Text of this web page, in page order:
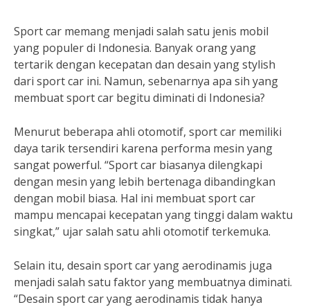
Sport car memang menjadi salah satu jenis mobil
yang populer di Indonesia. Banyak orang yang
tertarik dengan kecepatan dan desain yang stylish
dari sport car ini. Namun, sebenarnya apa sih yang
membuat sport car begitu diminati di Indonesia?
Menurut beberapa ahli otomotif, sport car memiliki
daya tarik tersendiri karena performa mesin yang
sangat powerful. “Sport car biasanya dilengkapi
dengan mesin yang lebih bertenaga dibandingkan
dengan mobil biasa. Hal ini membuat sport car
mampu mencapai kecepatan yang tinggi dalam waktu
singkat,” ujar salah satu ahli otomotif terkemuka.
Selain itu, desain sport car yang aerodinamis juga
menjadi salah satu faktor yang membuatnya diminati.
“Desain sport car yang aerodinamis tidak hanya